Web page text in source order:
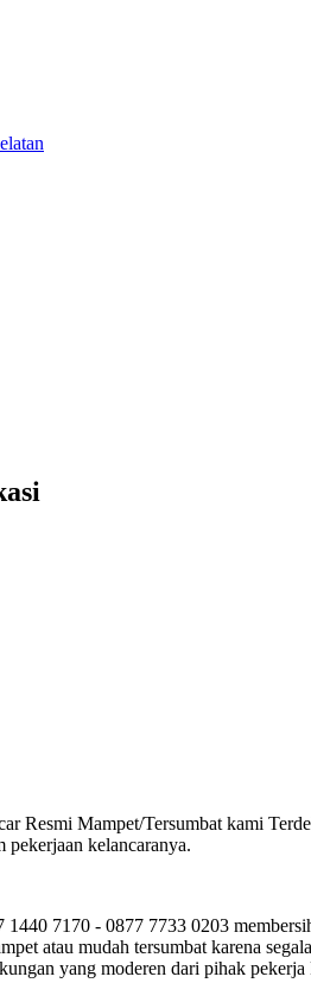
Resmi Mampet/Tersumbat kami
kelancaranya.
7170 - 0877 7733 0203
atau mudah tersumbat karena
yang moderen dari pihak pekerja